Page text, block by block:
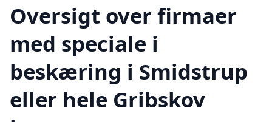
Oversigt over firmaer
med speciale i
beskæring i Smidstrup
eller hele Gribskov